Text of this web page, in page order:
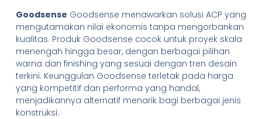
Goodsense Goodsense menawarkan solusi ACP yang
mengutamakan nilai ekonomis tanpa mengorbankan
kualitas. Produk Goodsense cocok untuk proyek skala
menengah hingga besar, dengan berbagai pilihan
warna dan finishing yang sesuai dengan tren desain
terkini. Keunggulan Goodsense terletak pada harga
yang kompetitif dan performa yang handal,
menjadikannya alternatif menarik bagi berbagai jenis
konstruksi.